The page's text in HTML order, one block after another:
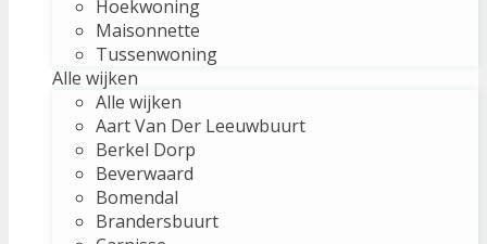
Hoekwoning
Maisonnette
Tussenwoning
Alle wijken
Alle wijken
Aart Van Der Leeuwbuurt
Berkel Dorp
Beverwaard
Bomendal
Brandersbuurt